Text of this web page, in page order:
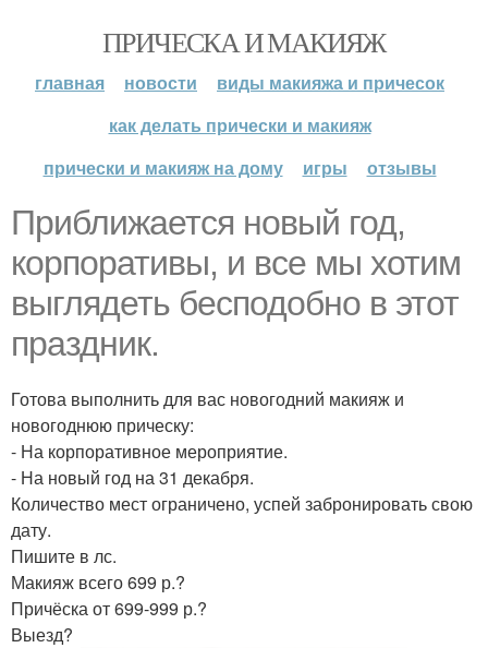
ПРИЧЕСКА И МАКИЯЖ
главная новости
виды макияжа и причесок
как делать прически и макияж
прически и макияж на дому
игры отзывы
Приближается новый год,
корпоративы, и все мы хотим
выглядеть бесподобно в этот
праздник.
Готова выполнить для вас новогодний макияж и
новогоднюю прическу:
- На корпоративное мероприятие.
- На новый год на 31 декабря.
Количество мест ограничено, успей забронировать свою
дату.
Пишите в лс.
Макияж всего 699 р.?
Причёска от 699-999 р.?
Выезд?